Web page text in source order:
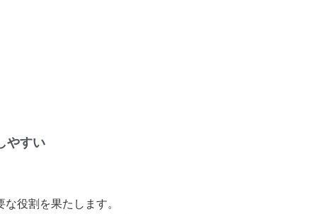
やすい
役割を果たします。